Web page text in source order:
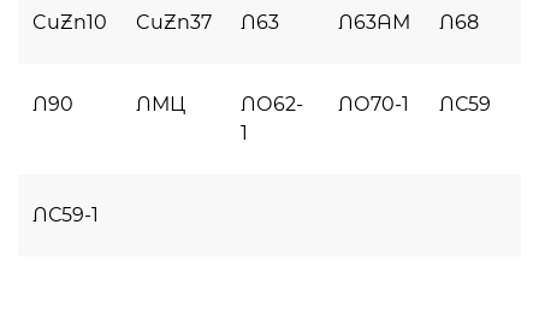
CuZn10 CuZn37 Л63 Л63АМ Л68
Л90 ЛМЦ
ЛО62-
1
ЛО70-1 ЛС59
ЛС59-1